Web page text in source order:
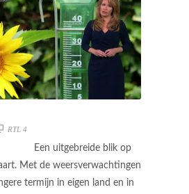
RTL 4
Een uitgebreide blik op
Met de weersverwachtingen
termijn in eigen land en in